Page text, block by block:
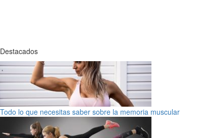
Destacados
Todo lo que necesitas saber sobre la memoria muscular